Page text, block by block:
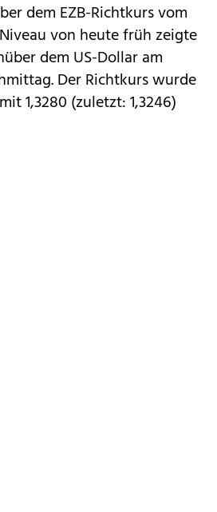
dem EZB-Richtkurs vom
von heute früh zeigte
dem US-Dollar am
Der Richtkurs wurde
1,3280 (zuletzt: 1,3246)